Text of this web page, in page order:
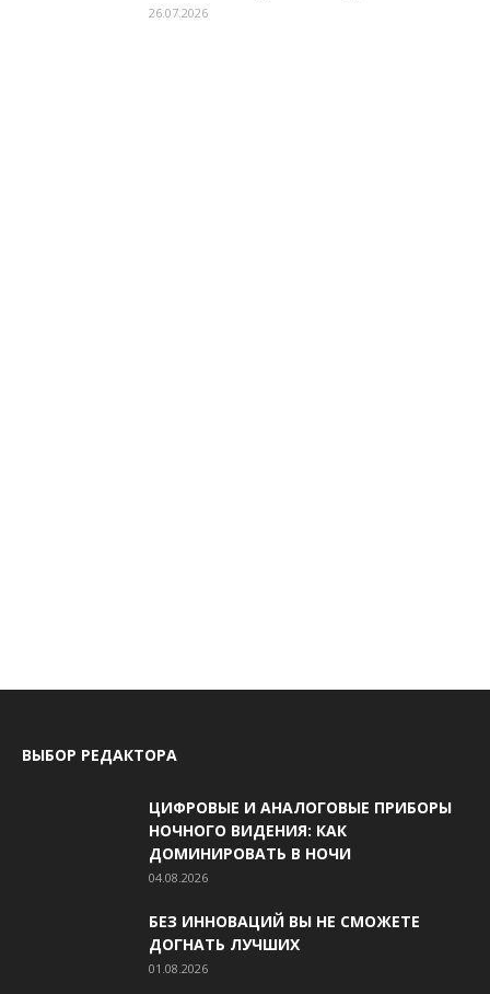
26.07.2026
ВЫБОР РЕДАКТОРА
ЦИФРОВЫЕ И АНАЛОГОВЫЕ ПРИБОРЫ
НОЧНОГО ВИДЕНИЯ: КАК
ДОМИНИРОВАТЬ В НОЧИ
04.08.2026
БЕЗ ИННОВАЦИЙ ВЫ НЕ СМОЖЕТЕ
ДОГНАТЬ ЛУЧШИХ
01.08.2026